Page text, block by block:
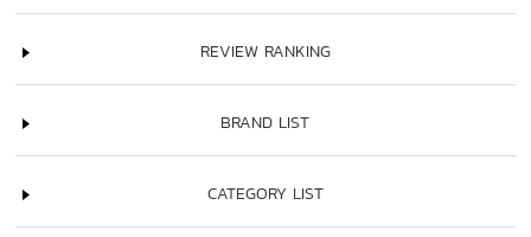
REVIEW RANKING
BRAND LIST
CATEGORY LIST